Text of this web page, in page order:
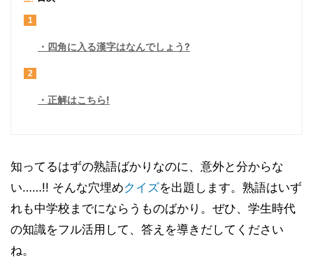
1
四角に入る漢字はなんでしょう?
2
正解はこちら!
知ってるはずの熟語ばかりなのに、意外と分からな
い……!! そんな穴埋めクイズを出題します。熟語はいず
れも中学校までにならうものばかり。ぜひ、学生時代
の知識をフル活用して、答えを導きだしてください
ね。